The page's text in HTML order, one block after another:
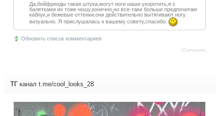
Да,бойфренды такая штука,могут ноги наши укоротить,я с
балетками их тоже ношу,конечно,но все-таки больше предпочитаю
каблук,и бежевые оттенки,они действительно вытягивают ногу
визуально. Я прислушалась к вашему совету,спасибо.
Обновить список комментариев
JComments
ТГ канал t.me/cool_looks_28